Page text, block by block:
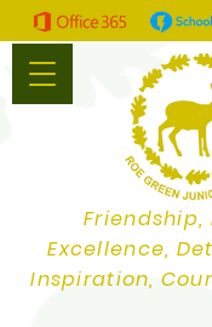
Friendship,
Excellence,
Inspiration,